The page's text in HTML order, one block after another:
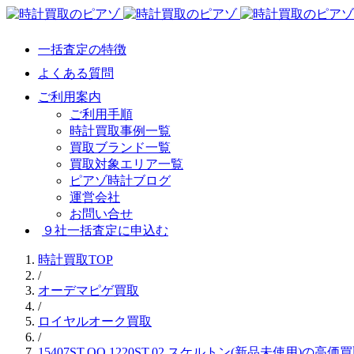
一括査定の特徴
よくある質問
ご利用案内
ご利用手順
時計買取事例一覧
買取ブランド一覧
買取対象エリア一覧
ピアゾ時計ブログ
運営会社
お問い合せ
９社一括査定に申込む
時計買取TOP
/
オーデマピゲ買取
/
ロイヤルオーク買取
/